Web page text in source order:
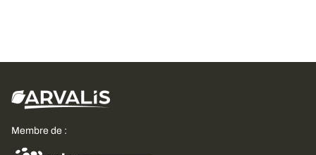
Membre de :